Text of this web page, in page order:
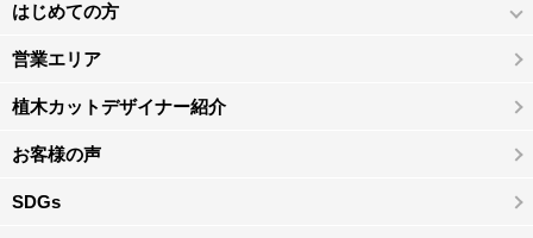
はじめての方
営業エリア
植木カットデザイナー紹介
お客様の声
SDGs